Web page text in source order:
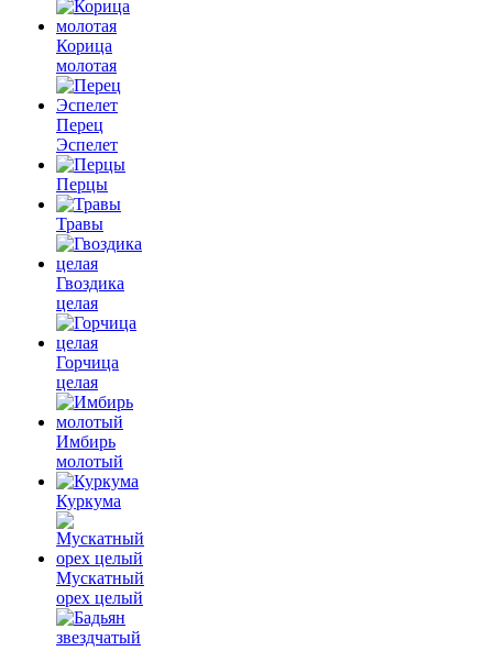
Корица
молотая
Перец
Эспелет
Перцы
Травы
Гвоздика
целая
Горчица
целая
Имбирь
молотый
Куркума
Мускатный
орех целый